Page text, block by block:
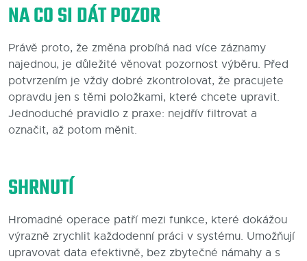
NA CO SI DÁT POZOR
Právě proto, že změna probíhá nad více záznamy
najednou, je důležité věnovat pozornost výběru. Před
potvrzením je vždy dobré zkontrolovat, že pracujete
opravdu jen s těmi položkami, které chcete upravit.
Jednoduché pravidlo z praxe: nejdřív filtrovat a
označit, až potom měnit.
SHRNUTÍ
Hromadné operace patří mezi funkce, které dokážou
výrazně zrychlit každodenní práci v systému. Umožňují
upravovat data efektivně, bez zbytečné námahy a s